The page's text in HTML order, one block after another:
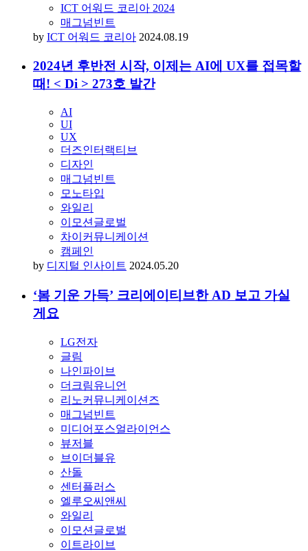
ICT 어워드 코리아 2024
매그넘빈트
by ICT 어워드 코리아 2024.08.19
2024년 후반전 시작, 이제는 AI에 UX를 접목할
때! < Di > 273호 발간
AI
UI
UX
더즈인터랙티브
디자인
매그넘빈트
모노타입
와일리
이모션글로벌
차이커뮤니케이션
캠페인
by 디지털 인사이트 2024.05.20
‘봄 기운 가득’ 크리에이티브한 AD 보고 가실
게요
LG전자
글림
나인파이브
더크림유니언
리노커뮤니케이션즈
매그넘빈트
미디어포스얼라이언스
뷰저블
브이더블유
산돌
센터플러스
엘루오씨앤씨
와일리
이모션글로벌
이트라이브